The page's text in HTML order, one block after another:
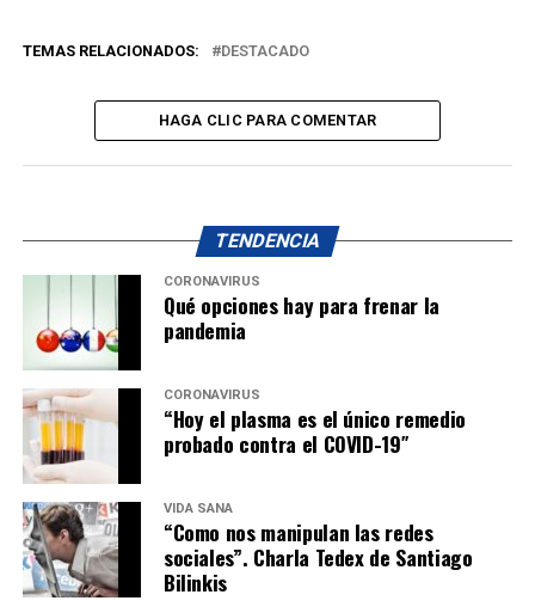
TEMAS RELACIONADOS: DESTACADO
HAGA CLIC PARA COMENTAR
TENDENCIA
CORONAVIRUS
Qué opciones hay para frenar la
pandemia
CORONAVIRUS
“Hoy el plasma es el único remedio
probado contra el COVID-19″
VIDA SANA
“Como nos manipulan las redes
sociales”. Charla Tedex de Santiago
Bilinkis